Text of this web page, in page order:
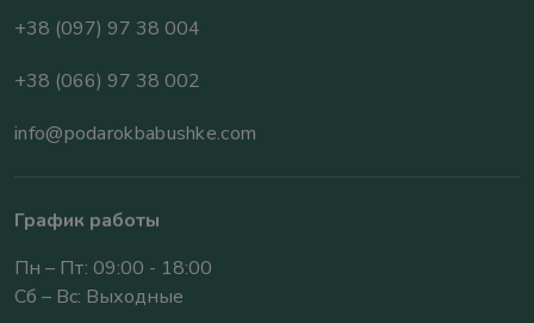
+38 (097) 97 38 004
+38 (066) 97 38 002
info@podarokbabushke.com
График работы
Пн – Пт: 09:00 - 18:00
Сб – Вс: Выходные